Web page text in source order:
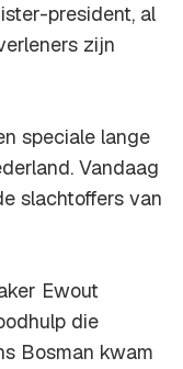
president, al
zijn
speciale lange
. Vandaag
slachtoffers van
Ewout
die
Bosman kwam